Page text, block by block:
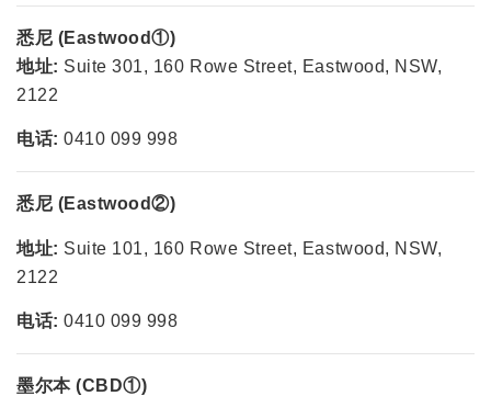
悉尼 (Eastwood①)
地址: Suite 301, 160 Rowe Street, Eastwood, NSW,
2122
电话: 0410 099 998
悉尼 (Eastwood②)
地址: Suite 101, 160 Rowe Street, Eastwood, NSW,
2122
电话: 0410 099 998
墨尔本 (CBD①)